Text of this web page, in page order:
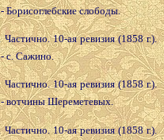
Борисоглебские слободы.
10-ая ревизия (1858 г.).
- с. Сажино.
10-ая ревизия (1858 г.).
- вотчины Шереметевых.
10-ая ревизия (1858 г.).